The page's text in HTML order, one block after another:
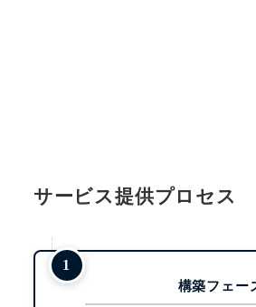
サービス提供プロセス
構築フェー